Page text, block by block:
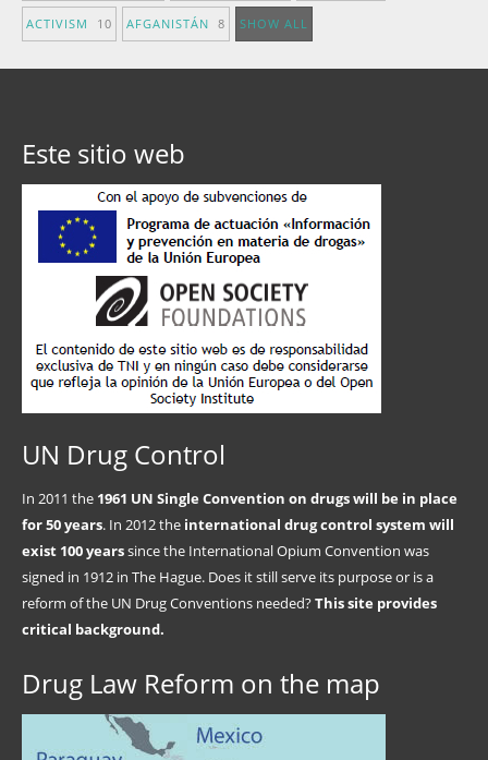
ACTIVISM 10 AFGANISTÁN 8 SHOW ALL
Este sitio web
UN Drug Control
In 2011 the 1961 UN Single Convention on drugs will be in place
for 50 years. In 2012 the international drug control system will
exist 100 yearssince the International Opium Convention was
signed in 1912 in The Hague. Does it still serve its purpose or is a
reform of the UN Drug Conventions needed?This site provides
critical background.
Drug Law Reform on the map